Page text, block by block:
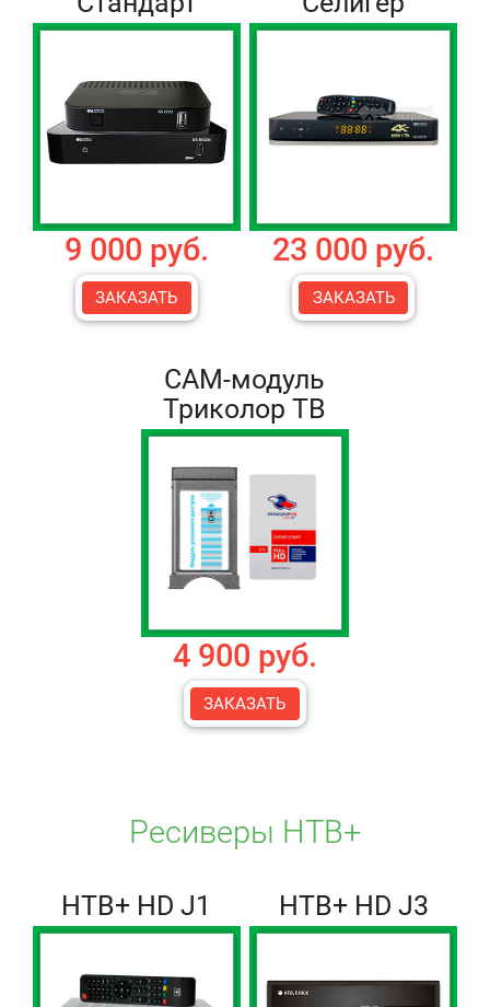
9 000 руб.
ЗАКАЗАТЬ
23 000 руб.
ЗАКАЗАТЬ
CAM-модуль
Триколор ТВ
4 900 руб.
ЗАКАЗАТЬ
Ресиверы НТВ+
НТВ+ HD J1 НТВ+ HD J3